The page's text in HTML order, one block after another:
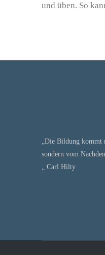
und üben. So
„Die Bildung kommt
sondern vom
„ Carl Hilty